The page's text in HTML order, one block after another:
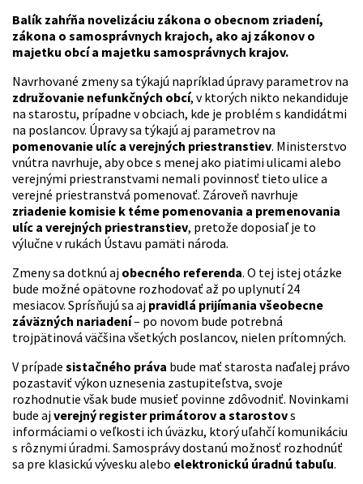
Balík zahŕňa novelizáciu zákona o obecnom zriadení,
zákona o samosprávnych krajoch, ako aj zákonov o
majetku obcí a majetku samosprávnych krajov.
Navrhované zmeny sa týkajú napríklad úpravy parametrov na
združovanie nefunkčných obcí, v ktorých nikto nekandiduje
na starostu, prípadne v obciach, kde je problém s kandidátmi
na poslancov. Úpravy sa týkajú aj parametrov na
pomenovanie ulíc a verejných priestranstiev. Ministerstvo
vnútra navrhuje, aby obce s menej ako piatimi ulicami alebo
verejnými priestranstvami nemali povinnosť tieto ulice a
verejné priestranstvá pomenovať. Zároveň navrhuje
zriadenie komisie k téme pomenovania a premenovania
ulíc a verejných priestranstiev, pretože doposiaľ je to
výlučne v rukách Ústavu pamäti národa.
Zmeny sa dotknú aj obecného referenda. O tej istej otázke
bude možné opätovne rozhodovať až po uplynutí 24
mesiacov. Sprísňujú sa aj pravidlá prijímania všeobecne
záväzných nariadení– po novom bude potrebná
trojpätinová väčšina všetkých poslancov, nielen prítomných.
V prípade sistačného práva bude mať starosta naďalej právo
pozastaviť výkon uznesenia zastupiteľstva, svoje
rozhodnutie však bude musieť povinne zdôvodniť. Novinkami
bude ajverejný register primátorov a starostovs
informáciami o veľkosti ich úväzku, ktorý uľahčí komunikáciu
s rôznymi úradmi. Samosprávy dostanú možnosť rozhodnúť
sa pre klasickú vývesku alebo elektronickú úradnú tabuľu.